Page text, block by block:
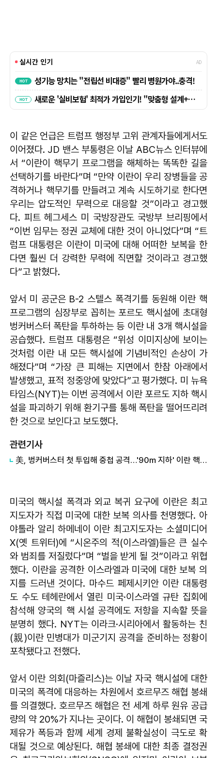
이 같은 언급은 트럼프 행정부 고위 관계자들에게서도
이어졌다. JD 밴스 부통령은 이날 ABC뉴스 인터뷰에
서 “이란이 핵무기 프로그램을 해체하는 똑똑한 길을
선택하기를 바란다”며 “만약 이란이 우리 장병들을 공
격하거나 핵무기를 만들려고 계속 시도하기로 한다면
우리는 압도적인 무력으로 대응할 것”이라고 경고했
다. 피트 헤그세스 미 국방장관도 국방부 브리핑에서
“이번 임무는 정권 교체에 대한 것이 아니었다”며 “트
럼프 대통령은 이란이 미국에 대해 어떠한 보복을 한
다면 훨씬 더 강력한 무력에 직면할 것이라고 경고했
다”고 밝혔다.
앞서 미 공군은 B-2 스텔스 폭격기를 동원해 이란 핵
프로그램의 심장부로 꼽히는 포르도 핵시설에 초대형
벙커버스터 폭탄을 투하하는 등 이란 내 3개 핵시설을
공습했다. 트럼프 대통령은 “위성 이미지상에 보이는
것처럼 이란 내 모든 핵시설에 기념비적인 손상이 가
해졌다”며 “가장 큰 피해는 지면에서 한참 아래에서
발생했고, 표적 정중앙에 맞았다”고 평가했다. 미 뉴욕
타임스(NYT)는 이번 공격에서 이란 포르도 지하 핵시
설을 파괴하기 위해 환기구를 통해 폭탄을 떨어뜨리려
한 것으로 보인다고 보도했다.
관련기사
美, 벙커버스터 첫 투입해 중첩 공격…'90m 지하' 이란 핵시설 파괴했나
미국의 핵시설 폭격과 외교 복귀 요구에 이란은 최고
지도자가 직접 미국에 대한 보복 의사를 천명했다. 아
야톨라 알리 하메네이 이란 최고지도자는 소셜미디어
X(옛 트위터)에 “시온주의 적(이스라엘)들은 큰 실수
와 범죄를 저질렀다”며 “벌을 받게 될 것”이라고 위협
했다. 이란을 공격한 이스라엘과 미국에 대한 보복 의
지를 드러낸 것이다. 마수드 페제시키안 이란 대통령
도 수도 테헤란에서 열린 미국·이스라엘 규탄 집회에
참석해 양국의 핵 시설 공격에도 저항을 지속할 뜻을
분명히 했다. NYT는 이라크·시리아에서 활동하는 친
(親)이란 민병대가 미군기지 공격을 준비하는 정황이
포착됐다고 전했다.
앞서 이란 의회(마즐리스)는 이날 자국 핵시설에 대한
미국의 폭격에 대응하는 차원에서 호르무즈 해협 봉쇄
를 의결했다. 호르무즈 해협은 전 세계 하루 원유 공급
량의 약 20%가 지나는 곳이다. 이 해협이 봉쇄되면 국
제유가 폭등과 함께 세계 경제 불확실성이 극도로 확
대될 것으로 예상된다. 해협 봉쇄에 대한 최종 결정권